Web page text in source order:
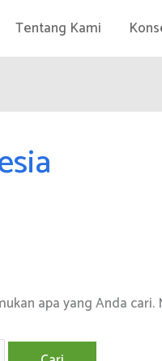
Tentang Kami
apa yang Anda